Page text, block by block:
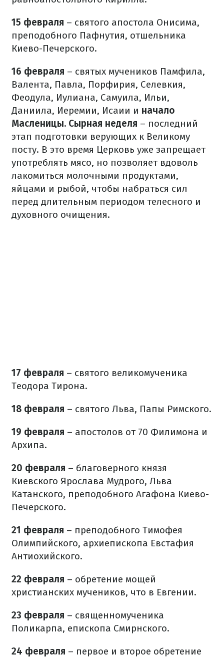
15 февраля – святого апостола Онисима,
преподобного Пафнутия, отшельника
Киево-Печерского.
16 февраля – святых мучеников Памфила,
Валента, Павла, Порфирия, Селевкия,
Феодула, Иулиана, Самуила, Ильи,
Даниила, Иеремии, Исаии и начало
Масленицы. Сырная неделя – последний
этап подготовки верующих к Великому
посту. В это время Церковь уже запрещает
употреблять мясо, но позволяет вдоволь
лакомиться молочными продуктами,
яйцами и рыбой, чтобы набраться сил
перед длительным периодом телесного и
духовного очищения.
17 февраля – святого великомученика
Теодора Тирона.
18 февраля – святого Льва, Папы Римского.
19 февраля – апостолов от 70 Филимона и
Архипа.
20 февраля – благоверного князя
Киевского Ярослава Мудрого, Льва
Катанского, преподобного Агафона Киево-
Печерского.
21 февраля – преподобного Тимофея
Олимпийского, архиепископа Евстафия
Антиохийского.
22 февраля – обретение мощей
христианских мучеников, что в Евгении.
23 февраля – священномученика
Поликарпа, епископа Смирнского.
24 февраля – первое и второе обретение